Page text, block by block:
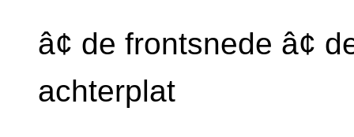
â¢ de frontsnede â¢
achterplat